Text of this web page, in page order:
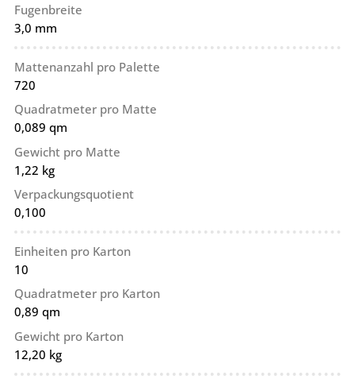
Fugenbreite
3,0 mm
Mattenanzahl pro Palette
720
Quadratmeter pro Matte
0,089 qm
Gewicht pro Matte
1,22 kg
Verpackungsquotient
0,100
Einheiten pro Karton
10
Quadratmeter pro Karton
0,89 qm
Gewicht pro Karton
12,20 kg